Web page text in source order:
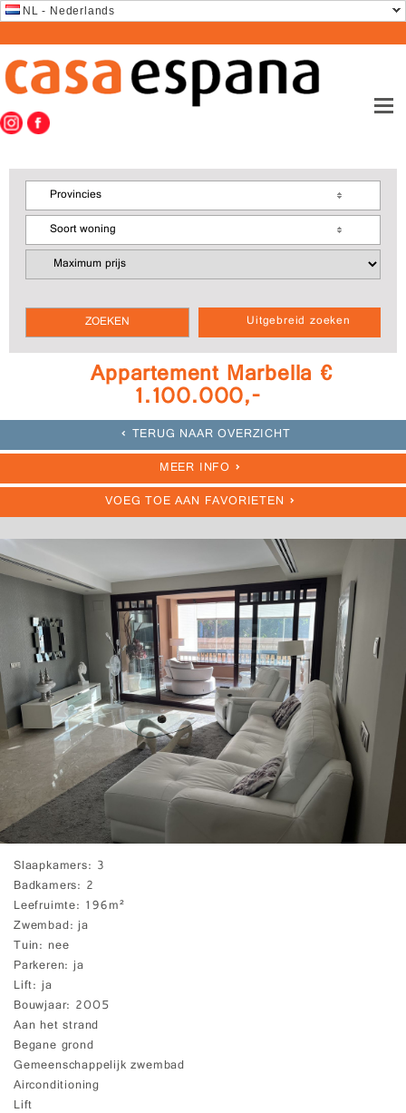
NL - Nederlands
Uitgebreid zoeken
Provincies
Soort woning
Appartement Marbella €
1.100.000,-
TERUG NAAR OVERZICHT
MEER INFO
VOEG TOE AAN FAVORIETEN
Slaapkamers 3
Badkamers 2
Leefruimte 196m²
Zwembad ja
Tuin nee
Parkeren ja
Lift ja
Bouwjaar 2005
Aan het strand
Begane grond
Gemeenschappelijk zwembad
Airconditioning
Lift